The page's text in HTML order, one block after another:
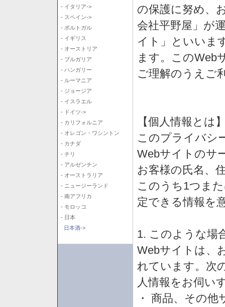
- イタリア->
- スペイン->
- ポルトガル
- イギリス
- オーストリア
- ブルガリア
- ハンガリー
- ルーマニア
- ジョージア
- イスラエル
- ドイツ->
- カリフォルニア
- オレゴン・ワシントン
- カナダ
- チリ
- アルゼンチン
- オーストラリア
- ニュージーランド
- 南アフリカ
- モロッコ
- 日本
日本酒->
の保護に努め、
会社平野屋」が
イト」といいま
ます。このWeb
ご理解のうえご
【個人情報とは
このプライバシ
Webサイトのサ
お客様の氏名、
このうち1つま
定できる情報を
1. このような場
Webサイトは、
れています。次
人情報をお伺い
・ 商品、その